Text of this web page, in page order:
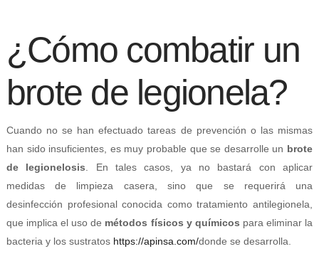
¿Cómo combatir un
brote de legionela?
Cuando no se han efectuado tareas de prevención o las mismas
han sido insuficientes, es muy probable que se desarrolle un brote
de legionelosis. En tales casos, ya no bastará con aplicar
medidas de limpieza casera, sino que se requerirá una
desinfección profesional conocida como tratamiento antilegionela,
que implica el uso de métodos físicos y químicos para eliminar la
bacteria y los sustratos https://apinsa.com/donde se desarrolla.